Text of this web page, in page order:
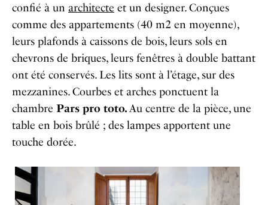
confié à un architecte et un designer. Conçues
comme des appartements (40 m2 en moyenne),
leurs plafonds à caissons de bois, leurs sols en
chevrons de briques, leurs fenêtres à double battant
ont été conservés. Les lits sont à l’étage, sur des
mezzanines. Courbes et arches ponctuent la
chambre Pars pro toto.Au centre de la pièce, une
table en bois brûlé ; des lampes apportent une
touche dorée.